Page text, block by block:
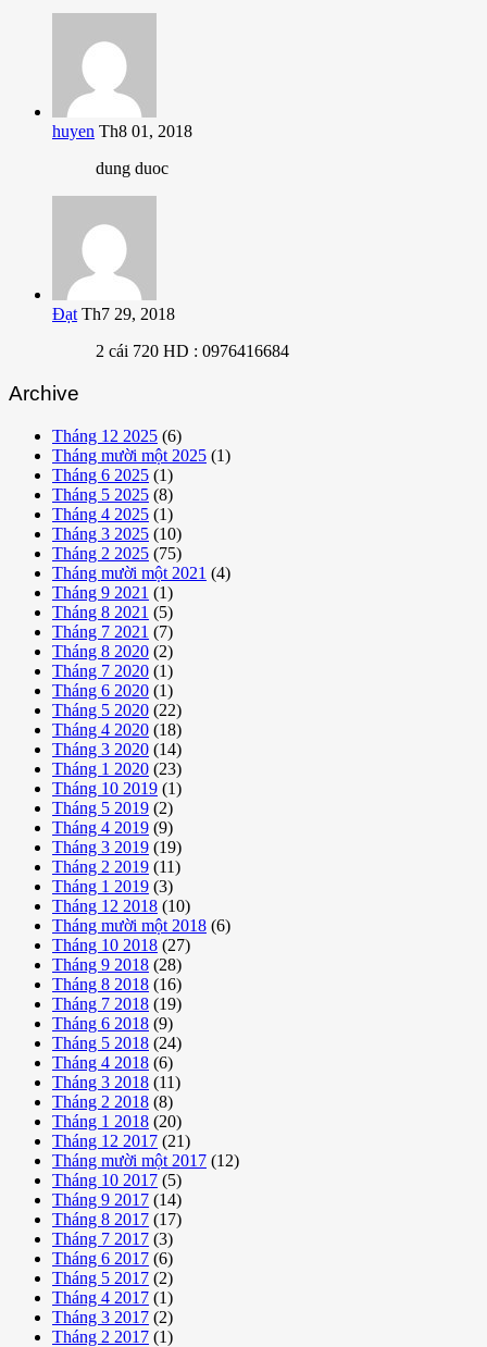
huyen Th8 01, 2018
dung duoc
Đạt Th7 29, 2018
2 cái 720 HD : 0976416684
Archive
Tháng 12 2025 (6)
Tháng mười một 2025 (1)
Tháng 6 2025 (1)
Tháng 5 2025 (8)
Tháng 4 2025 (1)
Tháng 3 2025 (10)
Tháng 2 2025 (75)
Tháng mười một 2021 (4)
Tháng 9 2021 (1)
Tháng 8 2021 (5)
Tháng 7 2021 (7)
Tháng 8 2020 (2)
Tháng 7 2020 (1)
Tháng 6 2020 (1)
Tháng 5 2020 (22)
Tháng 4 2020 (18)
Tháng 3 2020 (14)
Tháng 1 2020 (23)
Tháng 10 2019 (1)
Tháng 5 2019 (2)
Tháng 4 2019 (9)
Tháng 3 2019 (19)
Tháng 2 2019 (11)
Tháng 1 2019 (3)
Tháng 12 2018 (10)
Tháng mười một 2018 (6)
Tháng 10 2018 (27)
Tháng 9 2018 (28)
Tháng 8 2018 (16)
Tháng 7 2018 (19)
Tháng 6 2018 (9)
Tháng 5 2018 (24)
Tháng 4 2018 (6)
Tháng 3 2018 (11)
Tháng 2 2018 (8)
Tháng 1 2018 (20)
Tháng 12 2017 (21)
Tháng mười một 2017 (12)
Tháng 10 2017 (5)
Tháng 9 2017 (14)
Tháng 8 2017 (17)
Tháng 7 2017 (3)
Tháng 6 2017 (6)
Tháng 5 2017 (2)
Tháng 4 2017 (1)
Tháng 3 2017 (2)
Tháng 2 2017 (1)